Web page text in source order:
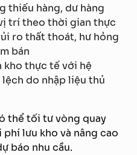
thiếu hàng, dư hàng
trí theo thời gian thực
ro thất thoát, hư hỏng
bán
thực tế với hệ
lệch do nhập liệu thủ
thể tối tư vòng quay
lưu kho và nâng cao
báo nhu cầu.